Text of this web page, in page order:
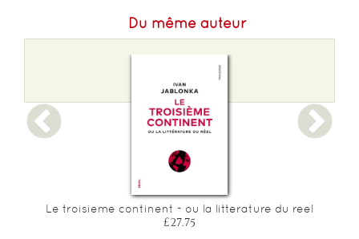
Du même auteur
Le troisieme continent - ou la litterature du reel
£27.75